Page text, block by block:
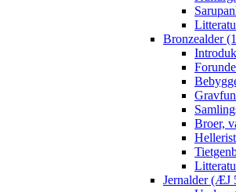
Bronzealder
Broer,
Jernalder (ÆJ